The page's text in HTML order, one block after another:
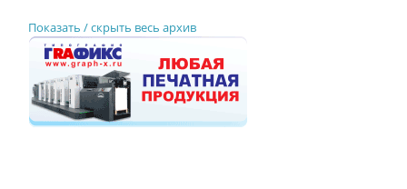
Показать / скрыть весь архив